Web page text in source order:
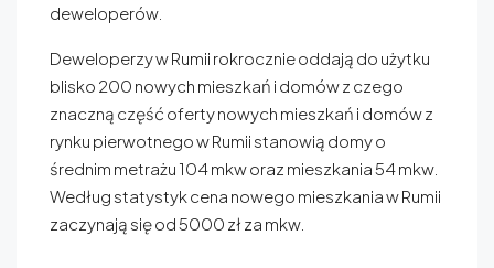
deweloperów.
Deweloperzy w Rumii rokrocznie oddają do użytku
blisko 200 nowych mieszkań i domów z czego
znaczną część oferty nowych mieszkań i domów z
rynku pierwotnego w Rumii stanowią domy o
średnim metrażu 104 mkw oraz mieszkania 54 mkw.
Według statystyk cena nowego mieszkania w Rumii
zaczynają się od 5000 zł za mkw.